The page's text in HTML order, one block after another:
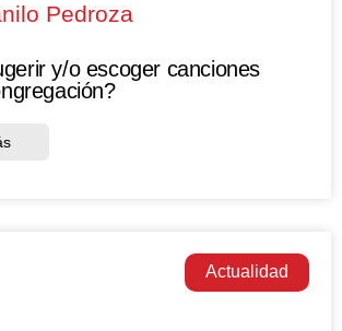
Pedroza
y/o escoger canciones
Actualidad